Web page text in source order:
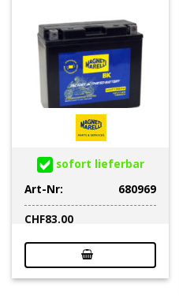
sofort lieferbar
Art-Nr:
680969
CHF83.00